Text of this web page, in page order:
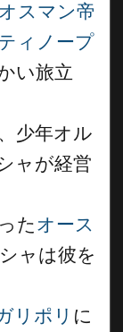
オスマン帝
ィノープ
い旅立
少年オル
ャが経営
たオース
ャは彼を
リポリ に